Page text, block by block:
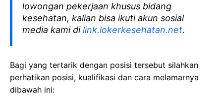
lowongan pekerjaan khusus bidang
kesehatan, kalian bisa ikuti akun sosial
media kami dilink.lokerkesehatan.net.
Bagi yang tertarik dengan posisi tersebut silahkan
perhatikan posisi, kualifikasi dan cara melamarnya
dibawah ini: